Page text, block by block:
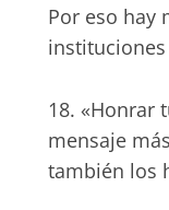
Por eso hay
18. «Honrar
mensaje
también los